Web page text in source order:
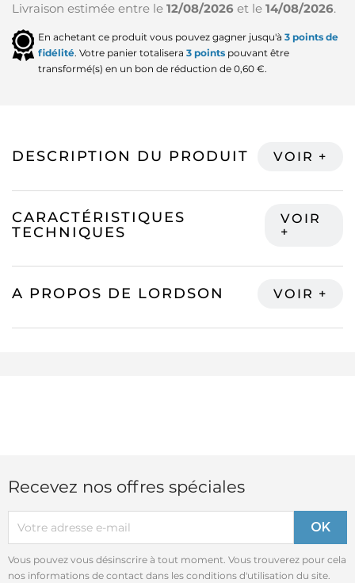
Livraison estimée entre le 12/08/2026 et le 14/08/2026.
En achetant ce produit vous pouvez gagner jusqu'à 3 points de
fidélité. Votre panier totalisera 3 points pouvant être
transformé(s) en un bon de réduction de 0,60 €.
DESCRIPTION DU PRODUIT
CARACTÉRISTIQUES
TECHNIQUES
A PROPOS DE LORDSON
Recevez nos offres spéciales
Vous pouvez vous désinscrire à tout moment. Vous trouverez pour cela
nos informations de contact dans les conditions d'utilisation du site.